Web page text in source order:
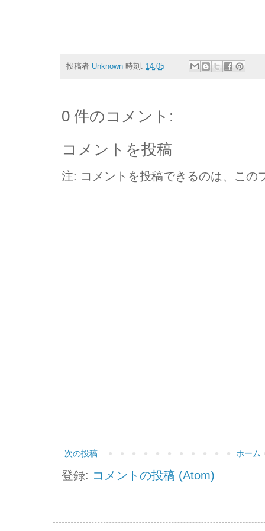
投稿者 Unknown 時刻: 14:05
0 件のコメント:
コメントを投稿
注: コメントを投稿できるのは、この
次の投稿 ホーム
登録: コメントの投稿 (Atom)